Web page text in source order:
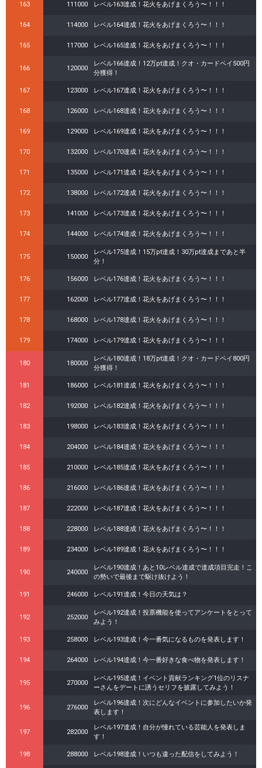
163 111000 レベル163達成！花火をあげまくろう〜！！！
164 114000 レベル164達成！花火をあげまくろう〜！！！
165 117000 レベル165達成！花火をあげまくろう〜！！！
166 120000
レベル166達成！12万pt達成！クオ・カードペイ500円
分獲得！
167 123000 レベル167達成！花火をあげまくろう〜！！！
168 126000 レベル168達成！花火をあげまくろう〜！！！
169 129000 レベル169達成！花火をあげまくろう〜！！！
170 132000 レベル170達成！花火をあげまくろう〜！！！
171 135000 レベル171達成！花火をあげまくろう〜！！！
172 138000 レベル172達成！花火をあげまくろう〜！！！
173 141000 レベル173達成！花火をあげまくろう〜！！！
174 144000 レベル174達成！花火をあげまくろう〜！！！
175 150000
レベル175達成！15万pt達成！30万pt達成まであと半
分！
176 156000 レベル176達成！花火をあげまくろう〜！！！
177 162000 レベル177達成！花火をあげまくろう〜！！！
178 168000 レベル178達成！花火をあげまくろう〜！！！
179 174000 レベル179達成！花火をあげまくろう〜！！！
180 180000
レベル180達成！18万pt達成！クオ・カードペイ800円
分獲得！
181 186000 レベル181達成！花火をあげまくろう〜！！！
182 192000 レベル182達成！花火をあげまくろう〜！！！
183 198000 レベル183達成！花火をあげまくろう〜！！！
184 204000 レベル184達成！花火をあげまくろう〜！！！
185 210000 レベル185達成！花火をあげまくろう〜！！！
186 216000 レベル186達成！花火をあげまくろう〜！！！
187 222000 レベル187達成！花火をあげまくろう〜！！！
188 228000 レベル188達成！花火をあげまくろう〜！！！
189 234000 レベル189達成！花火をあげまくろう〜！！！
190 240000
レベル190達成！あと10レベル達成で達成項目完走！こ
の勢いで最後まで駆け抜けよう！
191 246000 レベル191達成！今日の天気は？
192 252000
レベル192達成！投票機能を使ってアンケートをとって
みよう！
193 258000 レベル193達成！今一番気になるものを発表します！
194 264000 レベル194達成！今一番好きな食べ物を発表します！
195 270000
レベル195達成！イベント貢献ランキング1位のリスナ
ーさんをデートに誘うセリフを披露してみよう！
196 276000
レベル196達成！次にどんなイベントに参加したいか発
表します！
197 282000
レベル197達成！自分が憧れている芸能人を発表しま
す！
198 288000 レベル198達成！いつも違った配信をしてみよう！